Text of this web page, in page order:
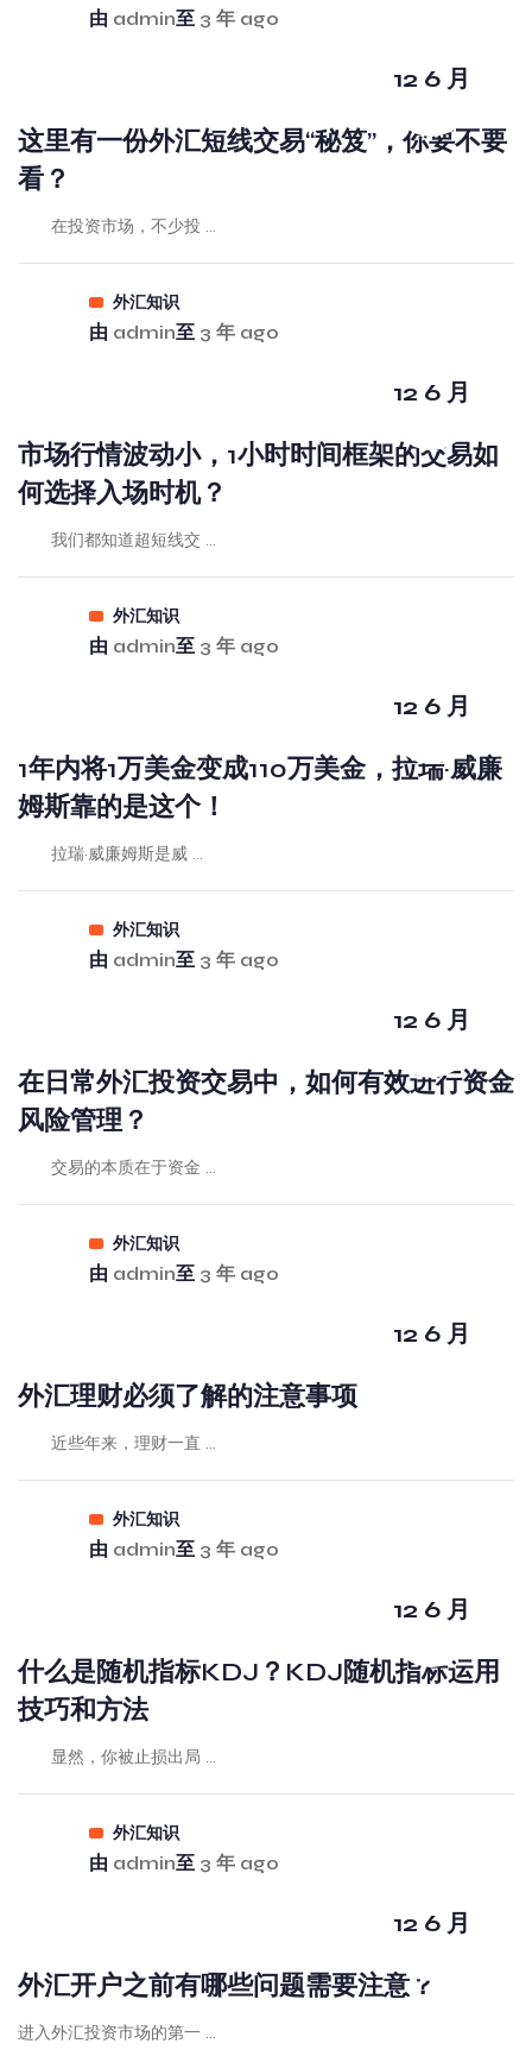
由 admin至 3 年 ago
12 6 月
这里有一份外汇短线交易“秘笈”，你要不要
看？
在投资市场，不少投 ...
外汇知识
由 admin至 3 年 ago
12 6 月
市场行情波动小，1小时时间框架的交易如
何选择入场时机？
我们都知道超短线交 ...
外汇知识
由 admin至 3 年 ago
12 6 月
1年内将1万美金变成110万美金，拉瑞·威廉
姆斯靠的是这个！
拉瑞·威廉姆斯是威 ...
外汇知识
由 admin至 3 年 ago
12 6 月
在日常外汇投资交易中，如何有效进行资金
风险管理？
交易的本质在于资金 ...
外汇知识
由 admin至 3 年 ago
12 6 月
外汇理财必须了解的注意事项
近些年来，理财一直 ...
外汇知识
由 admin至 3 年 ago
12 6 月
什么是随机指标KDJ？KDJ随机指标运用
技巧和方法
显然，你被止损出局 ...
外汇知识
由 admin至 3 年 ago
12 6 月
外汇开户之前有哪些问题需要注意？
进入外汇投资市场的第一 ...